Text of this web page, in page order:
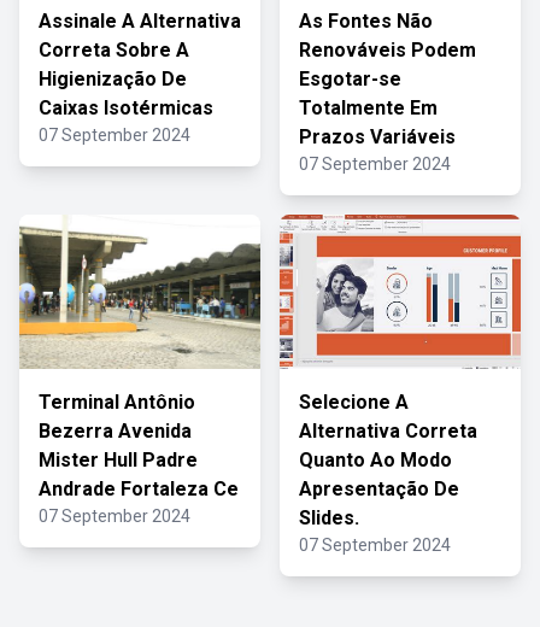
Assinale A Alternativa
Correta Sobre A
Higienização De
Caixas Isotérmicas
07 September 2024
As Fontes Não
Renováveis Podem
Esgotar-se
Totalmente Em
Prazos Variáveis
07 September 2024
Terminal Antônio
Bezerra Avenida
Mister Hull Padre
Andrade Fortaleza Ce
07 September 2024
Selecione A
Alternativa Correta
Quanto Ao Modo
Apresentação De
Slides.
07 September 2024